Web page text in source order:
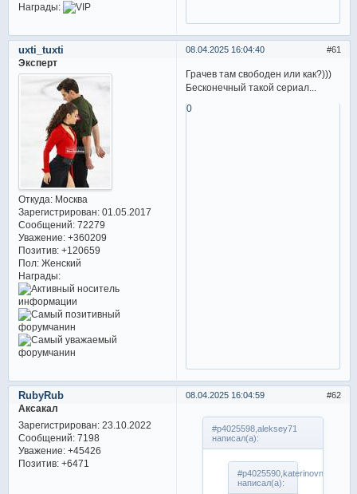
Награды:
61
08.04.2025 16:04:40
uxti_tuxti
Эксперт
Откуда:Москва
Зарегистрирован: 01.05.2017
Сообщений:72279
Уважение: +360209
Позитив: +120659
Пол:Женский
Награды:
Грачев там свободен или как?)))
Бесконечный такой сериал...
0
62
08.04.2025 16:04:59
RubyRub
Аксакал
Зарегистрирован: 23.10.2022
Сообщений:7198
Уважение: +45426
Позитив: +6471
#p4025598,aleksey71
написал(а):
#p4025590,katerinovna
написал(а):